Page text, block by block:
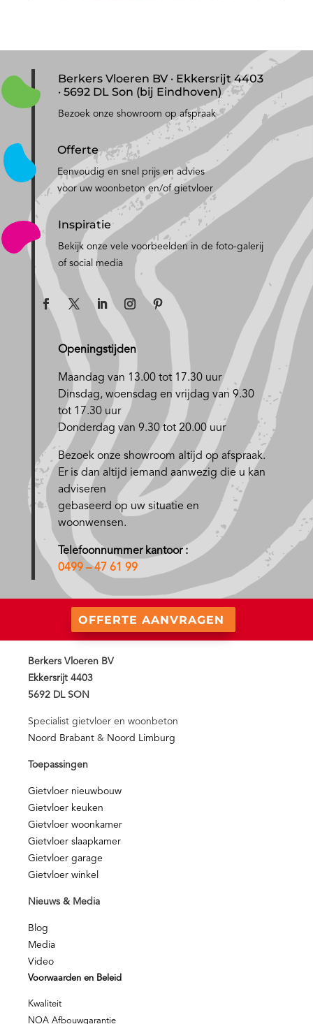
Berkers Vloeren BV · Ekkersrijt 4403
· 5692 DL Son (bij Eindhoven)
Bezoek onze showroom op afspraak
Offerte
Eenvoudig en snel prijs en advies
voor uw woonbeton en/of gietvloer
Inspiratie
Bekijk onze vele voorbeelden in de foto-galerij
of social media
Openingstijden
Maandag van 13.00 tot 17.30 uur
Dinsdag, woensdag en vrijdag van 9.30
tot 17.30 uur
Donderdag van 9.30 tot 20.00 uur
Bezoek onze showroom altijd op afspraak.
Er is dan altijd iemand aanwezig die u kan
adviseren
gebaseerd op uw situatie en
woonwensen.
Telefoonnummer kantoor :
0499 – 47 61 99
OFFERTE AANVRAGEN
Berkers Vloeren BV
Ekkersrijt 4403
5692 DL SON
Specialist gietvloer en woonbeton
Noord Brabant & Noord Limburg
Toepassingen
Gietvloer nieuwbouw
Gietvloer keuken
Gietvloer woonkamer
Gietvloer slaapkamer
Gietvloer garage
Gietvloer winkel
Nieuws & Media
Blog
Media
Video
Voorwaarden en Beleid
Kwaliteit
NOA Afbouwgarantie